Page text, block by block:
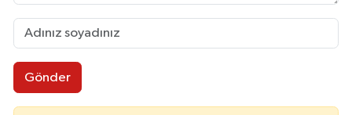
Gönder